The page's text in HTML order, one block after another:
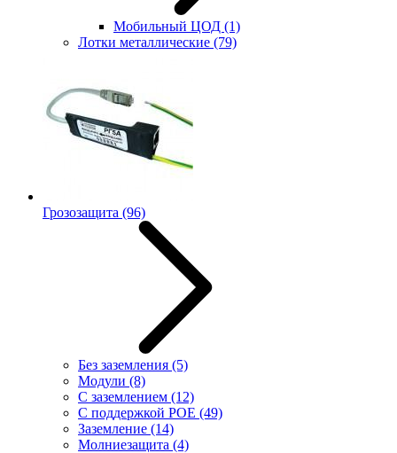
Мобильный ЦОД (1)
Лотки металлические (79)
Грозозащита (96)
Без заземления (5)
Модули (8)
С заземлением (12)
С поддержкой POE (49)
Заземление (14)
Молниезащита (4)